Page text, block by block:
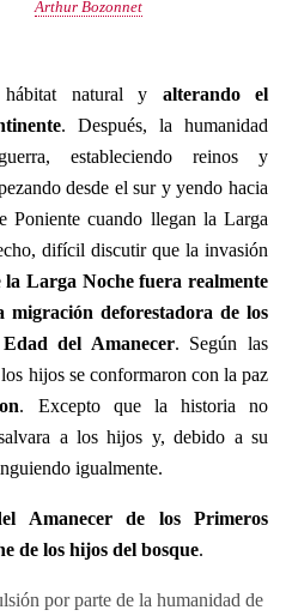
Arthur Bozonnet
hábitat natural y alterando el
. Después, la humanidad
estableciendo reinos y
desde el sur y yendo hacia
Poniente cuando llegan la Larga
difícil discutir que la invasión
la Larga Noche fuera realmente
deforestadora de los
del Amanecer. Según las
hijos se conformaron con la paz
. Excepto que la historia no
a los hijos y, debido a su
igualmente.
Amanecer de los Primeros
de los hijos del bosque.
por parte de la humanidad de